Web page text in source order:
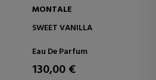
MONTALE
SWEET VANILLA
Eau De Parfum
130,00 €